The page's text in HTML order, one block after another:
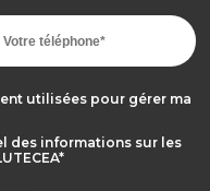
utilisées pour gérer ma
des informations sur les